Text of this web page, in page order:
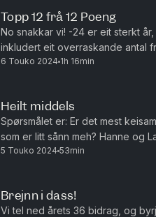
Topp 12 frå 12 Poeng
No snakkar vi! -24 er eit sterkt
inkludert eit overraskande antal
antal estiske bidrag.
6 Touko 2024 1h 16min
Heilt middels
Spørsmålet er: Er det mest
som er litt sånn meh? Hanne og
rangeringsfasit, og så kan de
5 Touko 2024 53min
Brejnn i dass!
Vi tel ned årets 36 bidrag, og